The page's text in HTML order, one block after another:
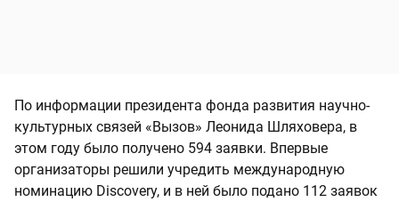
По информации президента фонда развития научно-
культурных связей «Вызов» Леонида Шляховера, в
этом году было получено 594 заявки. Впервые
организаторы решили учредить международную
номинацию Discovery, и в ней было подано 112 заявок